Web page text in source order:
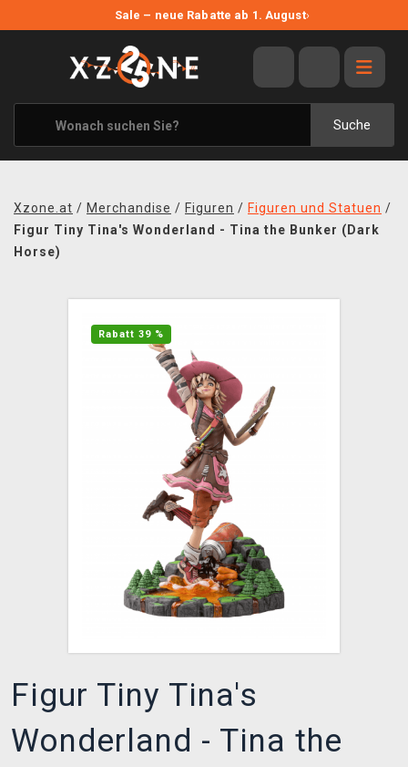
Sale – neue Rabatte ab 1. August›
Suche
ANGEBOTE
ALLE MARKEN
XZONE ORIGINALS
KLEIDUNG & ACCESSOIRES
BÜCHER & COMICS
Xzone.at / Merchandise / Figuren / Figuren und Statuen /
Figur Tiny Tina's Wonderland - Tina the Bunker (Dark
Horse)
Rabatt 39 %
Figur Tiny Tina's
Wonderland - Tina the